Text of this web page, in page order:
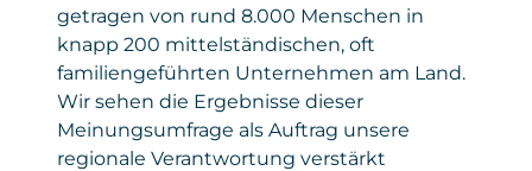
getragen von rund 8.000 Menschen in
knapp 200 mittelständischen, oft
familiengeführten Unternehmen am Land.
Wir sehen die Ergebnisse dieser
Meinungsumfrage als Auftrag unsere
regionale Verantwortung verstärkt